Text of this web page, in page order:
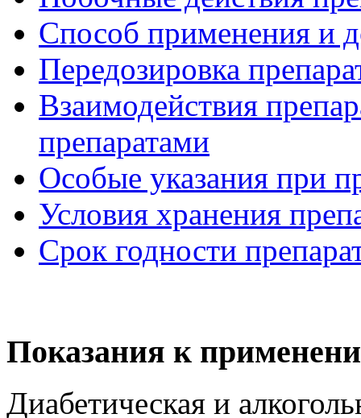
Способ применения и
Передозировка
Взаимодействия
препаратами
Особые указания при
Условия хранения
Срок годности
Показания к
Диабетическая и